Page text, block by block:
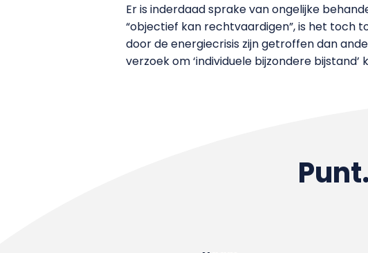
Er is inderdaad sprake van ongelijke
“objectief kan rechtvaardigen”, is het toch
door de energiecrisis zijn getroffen dan
verzoek om ‘individuele bijzondere